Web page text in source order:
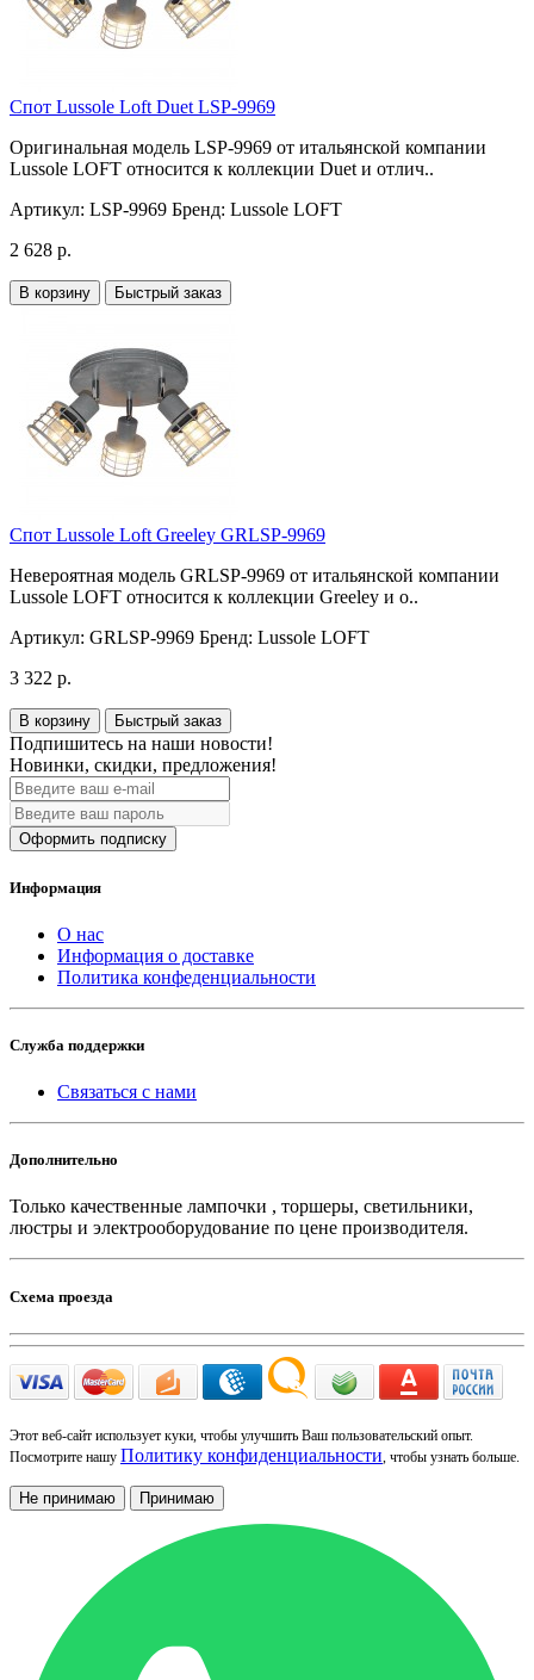
Спот Lussole Loft Duet LSP-9969
Оригинальная модель LSP-9969 от итальянской компании
Lussole LOFT относится к коллекции Duet и отлич..
Артикул: LSP-9969 Бренд: Lussole LOFT
2 628 р.
В корзину Быстрый заказ
Спот Lussole Loft Greeley GRLSP-9969
Невероятная модель GRLSP-9969 от итальянской компании
Lussole LOFT относится к коллекции Greeley и о..
Артикул: GRLSP-9969 Бренд: Lussole LOFT
3 322 р.
В корзину Быстрый заказ
Подпишитесь на наши новости!
Новинки, скидки, предложения!
Оформить подписку
Информация
О нас
Информация о доставке
Политика конфеденциальности
Служба поддержки
Связаться с нами
Дополнительно
Только качественные лампочки , торшеры, светильники,
люстры и электрооборудование по цене производителя.
Схема проезда
Этот веб-сайт использует куки, чтобы улучшить Ваш пользовательский опыт.
Посмотрите нашу Политику конфиденциальности, чтобы узнать больше.
Не принимаю Принимаю